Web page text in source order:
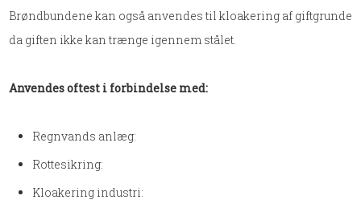
Brøndbundene kan også anvendes til kloakering af giftgrunde
da giften ikke kan trænge igennem stålet.
Anvendes oftest i forbindelse med:
Regnvands anlæg:
Rottesikring:
Kloakering industri: